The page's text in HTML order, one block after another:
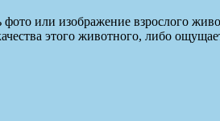
или изображение взрослого
этого животного, либо